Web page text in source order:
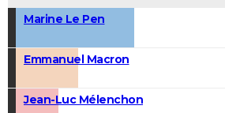
Marine Le Pen
Emmanuel Macron
Jean-Luc Mélenchon